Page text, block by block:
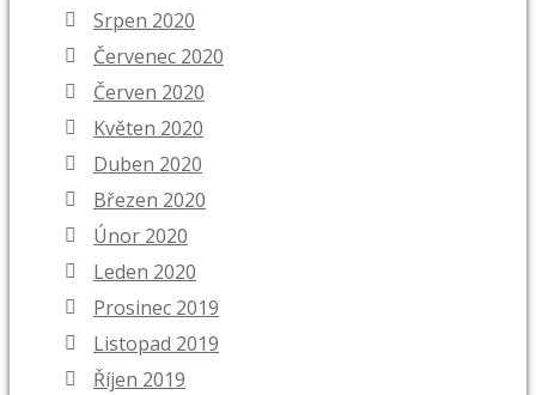
Srpen 2020
Červenec 2020
Červen 2020
Květen 2020
Duben 2020
Březen 2020
Únor 2020
Leden 2020
Prosinec 2019
Listopad 2019
Říjen 2019